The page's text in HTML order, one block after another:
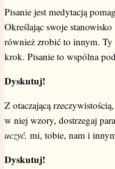
Pisanie jest medytacją
Określając swoje
również zrobić to innym.
krok. Pisanie to wspólna
Dyskutuj!
Z otaczającą
w niej wzory, dostrzegaj
uczyć, mi, tobie, nam i
Dyskutuj!